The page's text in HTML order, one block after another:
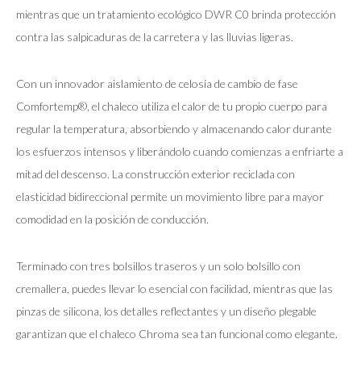
mientras que un tratamiento ecológico DWR C0 brinda protección
contra las salpicaduras de la carretera y las lluvias ligeras.
Con un innovador aislamiento de celosía de cambio de fase
Comfortemp®, el chaleco utiliza el calor de tu propio cuerpo para
regular la temperatura, absorbiendo y almacenando calor durante
los esfuerzos intensos y liberándolo cuando comienzas a enfriarte a
mitad del descenso. La construcción exterior reciclada con
elasticidad bidireccional permite un movimiento libre para mayor
comodidad en la posición de conducción.
Terminado con tres bolsillos traseros y un solo bolsillo con
cremallera, puedes llevar lo esencial con facilidad, mientras que las
pinzas de silicona, los detalles reflectantes y un diseño plegable
garantizan que el chaleco Chroma sea tan funcional como elegante.